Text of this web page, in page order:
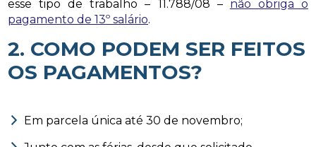
esse tipo de trabalho – 11.788/08 – não obriga o
pagamento de 13º salário.
2. COMO PODEM SER FEITOS
OS PAGAMENTOS?
Em parcela única até 30 de novembro;